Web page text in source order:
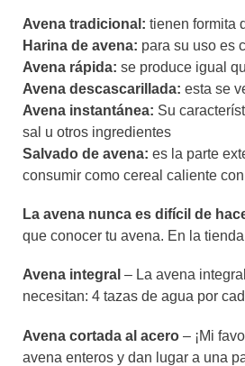
Avena tradicional: tienen formita
Harina de avena: para su uso es
Avena rápida: se produce igual
Avena descascarillada: esta se
Avena instantánea: Su
sal u otros ingredientes
Salvado de avena: es la parte
consumir como cereal caliente
La avena nunca es difícil de
que conocer tu avena. En la
Avena integral – La avena
necesitan: 4 tazas de agua por
Avena cortada al acero – ¡Mi
avena enteros y dan lugar a una